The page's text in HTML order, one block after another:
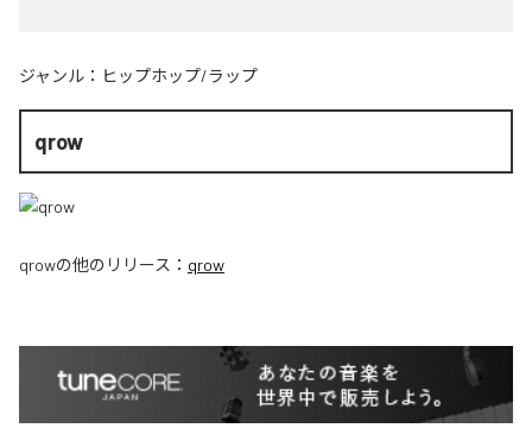
ジャンル： ヒップホップ/ラップ
qrow
qrowの他のリリース： qrow